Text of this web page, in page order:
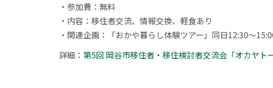
・参加費：無料
・内容：移住者交流、情報交換、軽食あり
・関連企画：「おかや暮らし体験ツアー」同日12:30〜
詳細： 第5回 岡谷市移住者・移住検討者交流会「オカヤト